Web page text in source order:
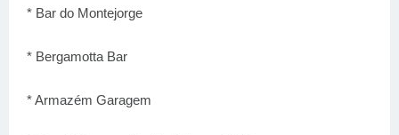
* Bar do Montejorge
* Bergamotta Bar
* Armazém Garagem